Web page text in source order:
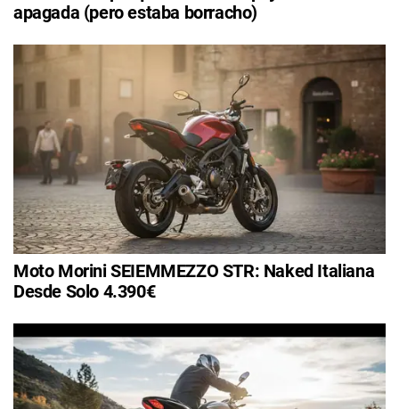
apagada (pero estaba borracho)
Moto Morini SEIEMMEZZO STR: Naked Italiana
Desde Solo 4.390€